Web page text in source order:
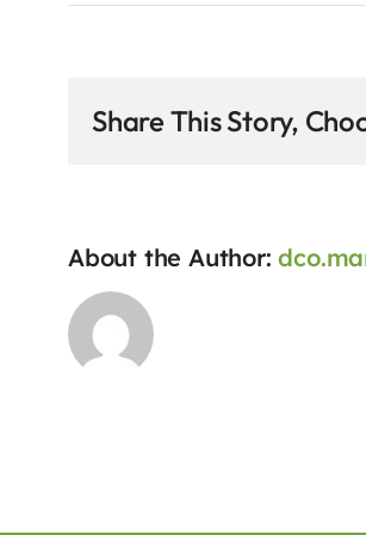
Share This Story,
About the Author: